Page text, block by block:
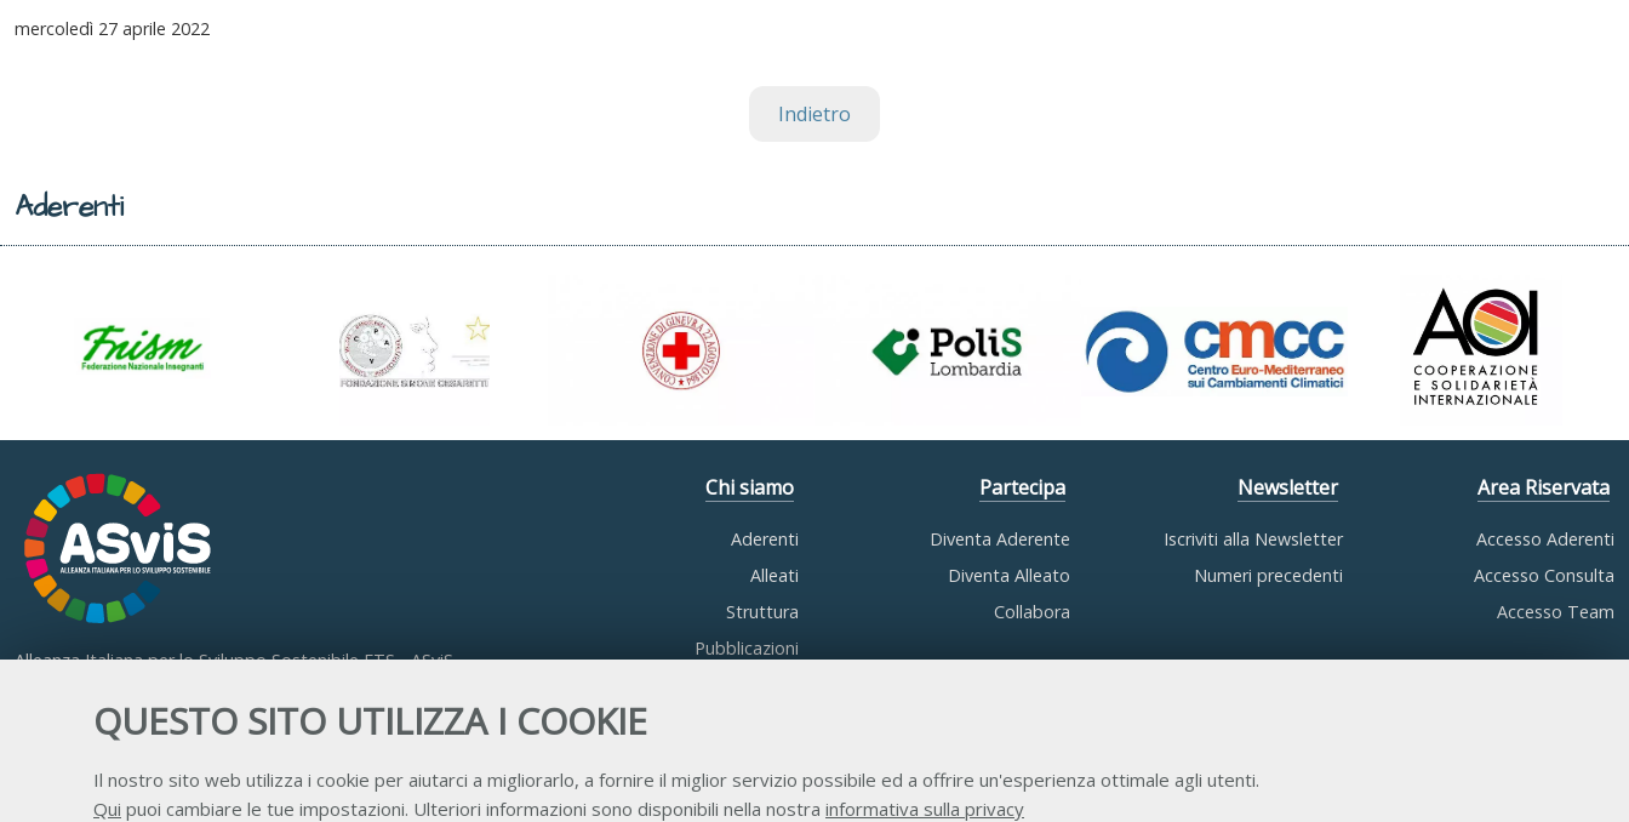
QUESTO SITO UTILIZZA I COOKIE
Il nostro sito web utilizza i cookie per aiutarci a migliorarlo, a fornire il miglior servizio possibile ed a offrire un'esperienza ottimale agli utenti.
Qui puoi cambiare le tue impostazioni. Ulteriori informazioni sono disponibili nella nostra informativa sulla privacy
mercoledì 27 aprile 2022
Indietro
Aderenti
Alleanza Italiana per lo Sviluppo Sostenibile ETS - ASviS
C.F. 97893090585 P.IVA 14610671001
Chi siamo
Aderenti
Alleati
Struttura
Pubblicazioni
Partecipa
Diventa Aderente
Diventa Alleato
Collabora
Newsletter
Iscriviti alla Newsletter
Numeri precedenti
Area Riservata
Accesso Aderenti
Accesso Consulta
Accesso Team